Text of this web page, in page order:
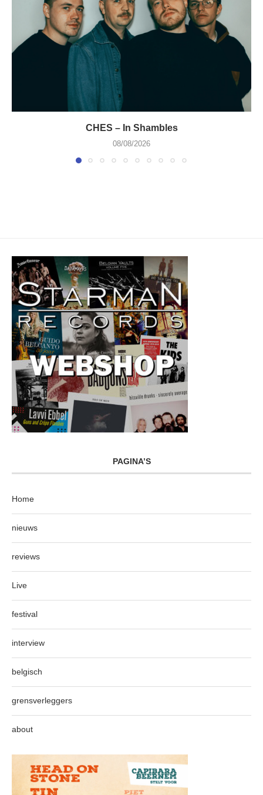
CHES – In Shambles
08/08/2026
PAGINA’S
Home
nieuws
reviews
Live
festival
interview
belgisch
grensverleggers
about